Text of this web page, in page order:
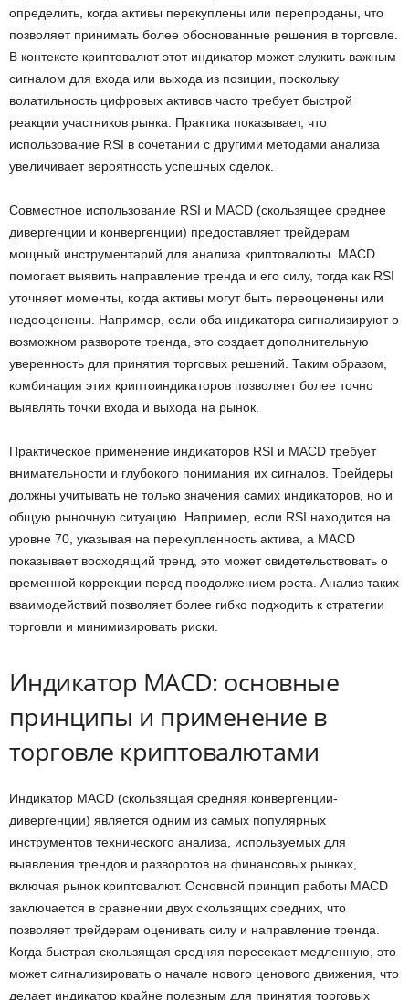
определить, когда активы перекуплены или перепроданы, что
позволяет принимать более обоснованные решения в торговле.
В контексте криптовалют этот индикатор может служить важным
сигналом для входа или выхода из позиции, поскольку
волатильность цифровых активов часто требует быстрой
реакции участников рынка. Практика показывает, что
использование RSI в сочетании с другими методами анализа
увеличивает вероятность успешных сделок.
Совместное использование RSI и MACD (скользящее среднее
дивергенции и конвергенции) предоставляет трейдерам
мощный инструментарий для анализа криптовалюты. MACD
помогает выявить направление тренда и его силу, тогда как RSI
уточняет моменты, когда активы могут быть переоценены или
недооценены. Например, если оба индикатора сигнализируют о
возможном развороте тренда, это создает дополнительную
уверенность для принятия торговых решений. Таким образом,
комбинация этих криптоиндикаторов позволяет более точно
выявлять точки входа и выхода на рынок.
Практическое применение индикаторов RSI и MACD требует
внимательности и глубокого понимания их сигналов. Трейдеры
должны учитывать не только значения самих индикаторов, но и
общую рыночную ситуацию. Например, если RSI находится на
уровне 70, указывая на перекупленность актива, а MACD
показывает восходящий тренд, это может свидетельствовать о
временной коррекции перед продолжением роста. Анализ таких
взаимодействий позволяет более гибко подходить к стратегии
торговли и минимизировать риски.
Индикатор MACD: основные
принципы и применение в
торговле криптовалютами
Индикатор MACD (скользящая средняя конвергенции-
дивергенции) является одним из самых популярных
инструментов технического анализа, используемых для
выявления трендов и разворотов на финансовых рынках,
включая рынок криптовалют. Основной принцип работы MACD
заключается в сравнении двух скользящих средних, что
позволяет трейдерам оценивать силу и направление тренда.
Когда быстрая скользящая средняя пересекает медленную, это
может сигнализировать о начале нового ценового движения, что
делает индикатор крайне полезным для принятия торговых